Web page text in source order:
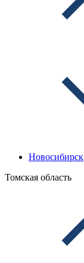
Новосибирск
Томская область